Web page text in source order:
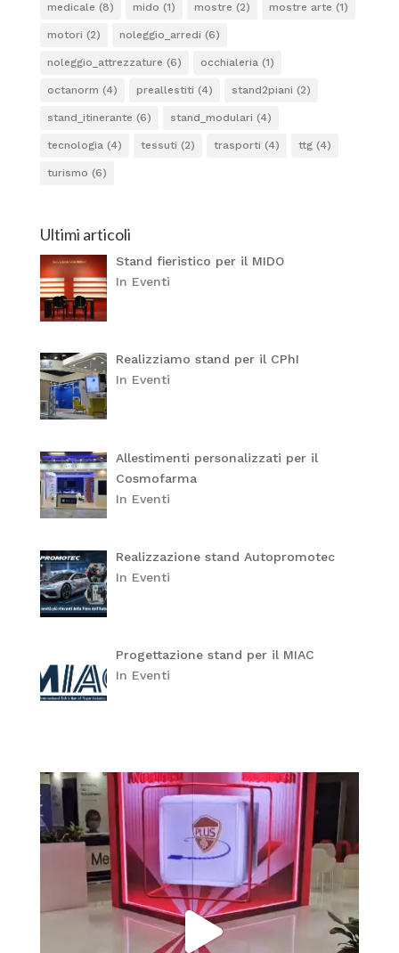
medicale (8) mido (1) mostre (2) mostre arte (1)
motori (2) noleggio_arredi (6)
noleggio_attrezzature (6) occhialeria(1)
octanorm (4) preallestiti (4) stand2piani (2)
stand_itinerante (6) stand_modulari (4)
tecnologia(4) tessuti (2) trasporti (4) ttg(4)
turismo (6)
Ultimi articoli
Stand fieristico per il MIDO
In Eventi
Realizziamo stand per il CPhI
In Eventi
Allestimenti personalizzati per il
Cosmofarma
In Eventi
Realizzazione stand Autopromotec
In Eventi
Progettazione stand per il MIAC
In Eventi
itaprosrl
Giu 1